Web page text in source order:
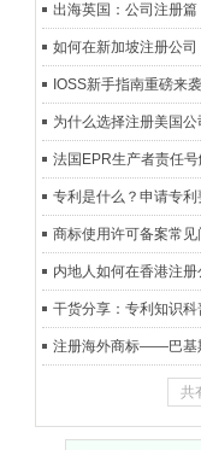
出海英国：公司注册篇
如何在新加坡注册公司
IOSS新手指南重磅来
为什么选择注册美国公
法国EPR生产者责任
专利是什么？申请专
商标使用许可备案常见
内地人如何在香港注
干货分享：专利知识科
注册海外商标——巴基
共